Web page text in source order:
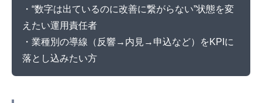
・“数字は出ているのに改善に繋がらない”状態を変
えたい運用責任者
・業種別の導線（反響→内見→申込など）をKPIに
落とし込みたい方